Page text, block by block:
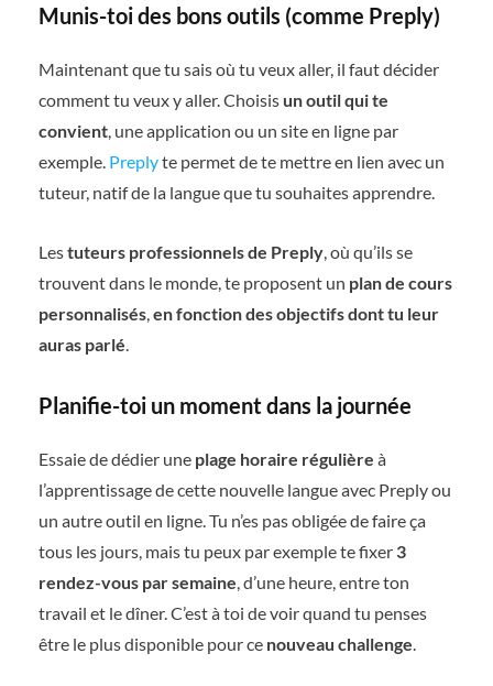
Munis-toi des bons outils (comme Preply)
Maintenant que tu sais où tu veux aller, il faut décider
comment tu veux y aller. Choisis un outil qui te
convient , une application ou un site en ligne par
exemple. Preplyte permet de te mettre en lien avec un
tuteur, natif de la langue que tu souhaites apprendre.
Lestuteurs professionnels de Preply , où qu’ils se
trouvent dans le monde, te proposent un plan de cours
personnalisés en fonction des objectifs dont tu leur
auras parlé
Planifie-toi un moment dans la journée
Essaie de dédier une plage horaire régulière à
l’apprentissage de cette nouvelle langue avec Preply ou
un autre outil en ligne. Tu n’es pas obligée de faire ça
tous les jours, mais tu peux par exemple te fixer 3
rendez-vous par semaine , d’une heure, entre ton
travail et le dîner. C’est à toi de voir quand tu penses
être le plus disponible pour ce nouveau challenge